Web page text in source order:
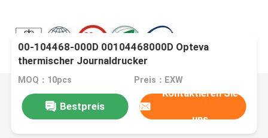
00-104468-000D 00104468000D Opteva
thermischer Journaldrucker
MOQ：10pcs Preis：EXW
Bestpreis
Kontaktieren Sie
uns